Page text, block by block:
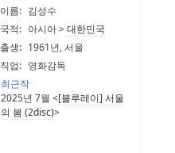
이름: 김성수
국적: 아시아 >대한민국
출생: 1961년, 서울
직업: 영화감독
최근작
2025년 7월 <[블루레이] 서울
의 봄 (2disc)>